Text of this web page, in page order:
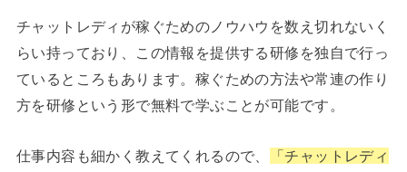
チャットレディが稼ぐためのノウハウを数え切れないく
らい持っており、この情報を提供する研修を独自で行っ
ているところもあります。稼ぐための方法や常連の作り
方を研修という形で無料で学ぶことが可能です。
仕事内容も細かく教えてくれるので、
「チャットレディ